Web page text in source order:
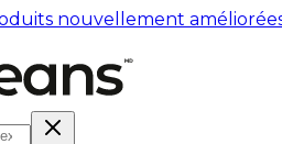
nouvellement